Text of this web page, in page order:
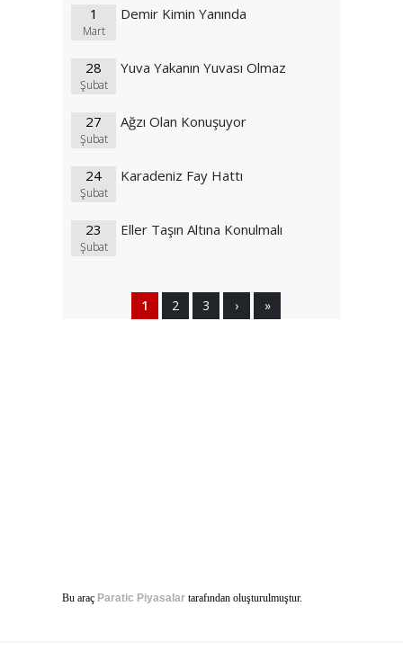
1
Mart
Demir Kimin Yanında
28
Şubat
Yuva Yakanın Yuvası Olmaz
27
Şubat
Ağzı Olan Konuşuyor
24
Şubat
Karadeniz Fay Hattı
23
Şubat
Eller Taşın Altına Konulmalı
1 2 3 › »
Bu araç Paratic Piyasalar tarafından oluşturulmuştur.